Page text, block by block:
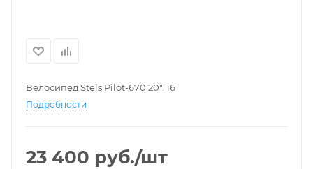
Велосипед Stels Pilot-670 20". 16
Подробности
23 400 руб./шт